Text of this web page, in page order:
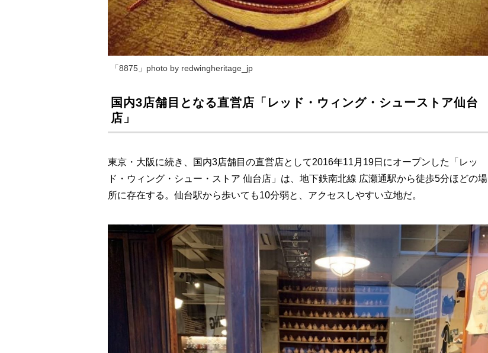
「8875」photo by redwingheritage_jp
国内3店舗目となる直営店「レッド・ウィング・シューストア仙台
店」
東京・大阪に続き、国内3店舗目の直営店として2016年11月19日にオープンした「レッ
ド・ウィング・シュー・ストア 仙台店」は、地下鉄南北線 広瀬通駅から徒歩5分ほどの場
所に存在する。仙台駅から歩いても10分弱と、アクセスしやすい立地だ。